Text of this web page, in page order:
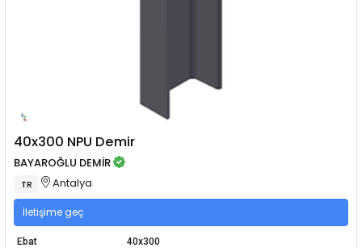
40x300 NPU Demir
BAYAROĞLU DEMİR
TR Antalya
İletişime geç
Ebat
40x300